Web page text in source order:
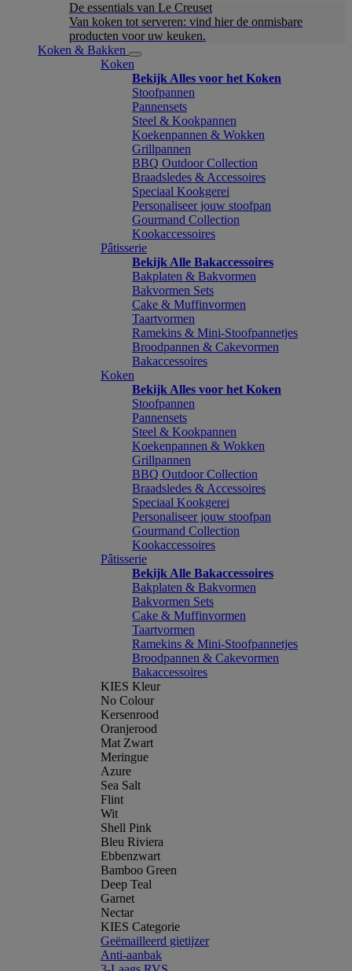
De essentials van Le Creuset
Van koken tot serveren: vind hier de onmisbare
producten voor uw keuken.
Koken & Bakken
Koken
Bekijk Alles voor het Koken
Stoofpannen
Pannensets
Steel & Kookpannen
Koekenpannen & Wokken
Grillpannen
BBQ Outdoor Collection
Braadsledes & Accessoires
Speciaal Kookgerei
Personaliseer jouw stoofpan
Gourmand Collection
Kookaccessoires
Pâtisserie
Bekijk Alle Bakaccessoires
Bakplaten & Bakvormen
Bakvormen Sets
Cake & Muffinvormen
Taartvormen
Ramekins & Mini-Stoofpannetjes
Broodpannen & Cakevormen
Bakaccessoires
Koken
Bekijk Alles voor het Koken
Stoofpannen
Pannensets
Steel & Kookpannen
Koekenpannen & Wokken
Grillpannen
BBQ Outdoor Collection
Braadsledes & Accessoires
Speciaal Kookgerei
Personaliseer jouw stoofpan
Gourmand Collection
Kookaccessoires
Pâtisserie
Bekijk Alle Bakaccessoires
Bakplaten & Bakvormen
Bakvormen Sets
Cake & Muffinvormen
Taartvormen
Ramekins & Mini-Stoofpannetjes
Broodpannen & Cakevormen
Bakaccessoires
KIES Kleur
No Colour
Kersenrood
Oranjerood
Mat Zwart
Meringue
Azure
Sea Salt
Flint
Wit
Shell Pink
Bleu Riviera
Ebbenzwart
Bamboo Green
Deep Teal
Garnet
Nectar
KIES Categorie
Geëmailleerd gietijzer
Anti-aanbak